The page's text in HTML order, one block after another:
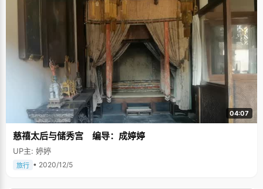
04:07
慈禧太后与储秀宫 编导：成婷婷
UP主: 婷婷
旅行 • 2020/12/5